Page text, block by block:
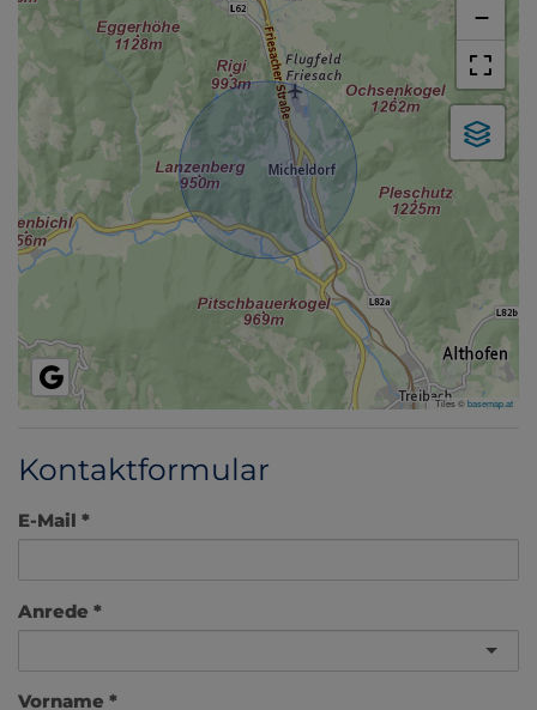
−
Tiles ©basemap.at
Kontaktformular
E-Mail
Anrede
Vorname